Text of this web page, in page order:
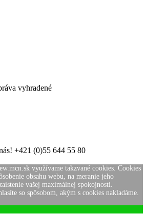
vyhradené
+421 (0)55 644 55 80
využívame takzvané cookies. Cookies
obsahu webu, na meranie jeho
vašej maximálnej spokojnosti.
so spôsobom, akým s cookies nakladáme.